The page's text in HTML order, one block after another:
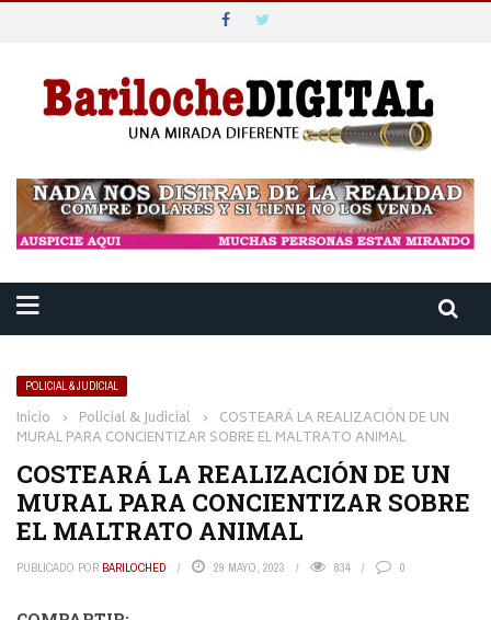
POLICIAL & JUDICIAL
Inicio › Policial & Judicial › COSTEARÁ LA REALIZACIÓN DE UN
MURAL PARA CONCIENTIZAR SOBRE EL MALTRATO ANIMAL
COSTEARÁ LA REALIZACIÓN DE UN
MURAL PARA CONCIENTIZAR SOBRE
EL MALTRATO ANIMAL
PUBLICADO POR BARILOCHED 29 MAYO, 2023 834 0